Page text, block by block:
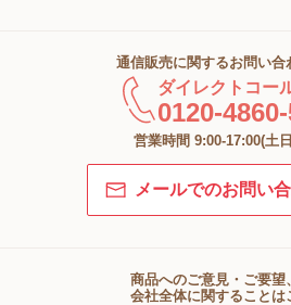
通信販売に関するお問い合
ダイレクトコー
0120-
営業時間 9:00-17:00(土
メールでのお問い
商品へのご意見・ご要望
会社全体に関することは